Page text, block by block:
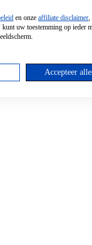
en onze affiliate disclaimer,
uw toestemming op ieder
Accepteer